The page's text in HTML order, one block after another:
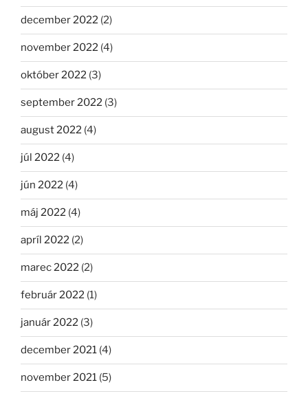
december 2022 (2)
november 2022 (4)
október 2022 (3)
september 2022 (3)
august 2022 (4)
júl 2022 (4)
jún 2022 (4)
máj 2022 (4)
apríl 2022 (2)
marec 2022 (2)
február 2022 (1)
január 2022 (3)
december 2021 (4)
november 2021 (5)